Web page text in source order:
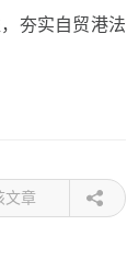
夯实自贸港法
文章